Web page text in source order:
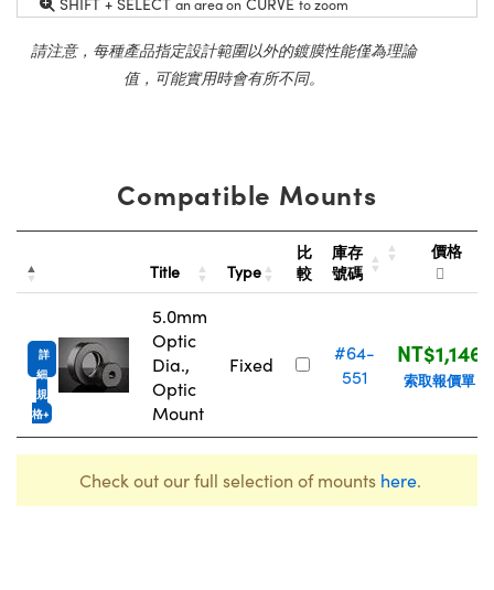
an area on to zoom
請注意，每種產品指定設計範圍以外的鍍膜性能僅為理論
值，可能實用時會有所不同。
Compatible Mounts
Title Type
比
較
庫存
號碼
價格
詳
細
規
格
5.0mm
Optic
Dia.,
Optic
Mount
Fixed
#64-
551
NT$1,146
索取報價單
Check out our full selection of mounts here.